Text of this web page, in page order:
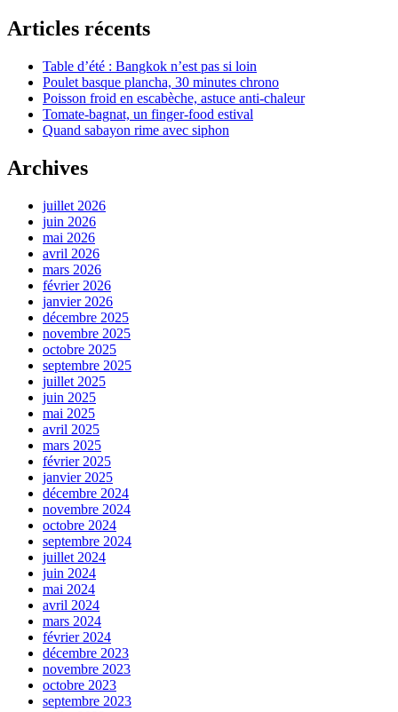
Articles récents
Table d’été : Bangkok n’est pas si loin
Poulet basque plancha, 30 minutes chrono
Poisson froid en escabèche, astuce anti-chaleur
Tomate-bagnat, un finger-food estival
Quand sabayon rime avec siphon
Archives
juillet 2026
juin 2026
mai 2026
avril 2026
mars 2026
février 2026
janvier 2026
décembre 2025
novembre 2025
octobre 2025
septembre 2025
juillet 2025
juin 2025
mai 2025
avril 2025
mars 2025
février 2025
janvier 2025
décembre 2024
novembre 2024
octobre 2024
septembre 2024
juillet 2024
juin 2024
mai 2024
avril 2024
mars 2024
février 2024
décembre 2023
novembre 2023
octobre 2023
septembre 2023